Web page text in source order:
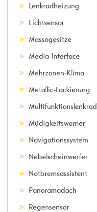
Lenkradheizung
Lichtsensor
Massagesitze
Media-Interface
Mehrzonen-Klima
Metallic-Lackierung
Multifunktionslenkrad
Müdigkeitswarner
Navigationssystem
Nebelscheinwerfer
Notbremsassistent
Panoramadach
Regensensor